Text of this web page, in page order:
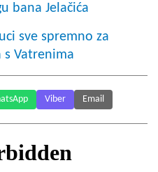
bana Jelačića
sve spremno za
s Vatrenima
Viber Email